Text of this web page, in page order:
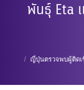
พันธุ์ Eta
ญี่ปุ่นตรวจพบผู้ติด